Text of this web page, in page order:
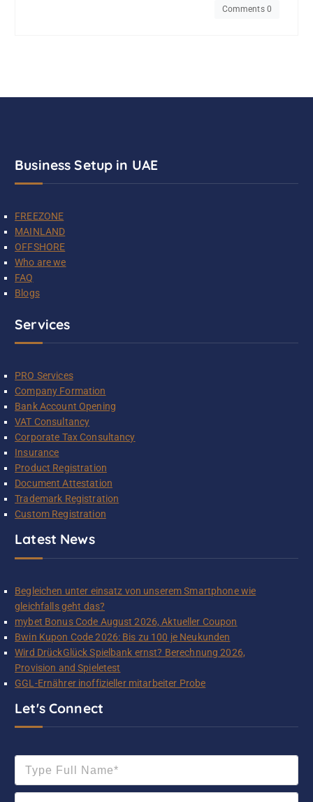
Comments 0
Business Setup in UAE
FREEZONE
MAINLAND
OFFSHORE
Who are we
FAQ
Blogs
Services
PRO Services
Company Formation
Bank Account Opening
VAT Consultancy
Corporate Tax Consultancy
Insurance
Product Registration
Document Attestation
Trademark Registration
Custom Registration
Latest News
Begleichen unter einsatz von unserem Smartphone wie
gleichfalls geht das?
mybet Bonus Code August 2026, Aktueller Coupon
Bwin Kupon Code 2026: Bis zu 100 je Neukunden
Wird DrückGlück Spielbank ernst? Berechnung 2026,
Provision and Spieletest
GGL-Ernährer inoffizieller mitarbeiter Probe
Let's Connect
T
p
E